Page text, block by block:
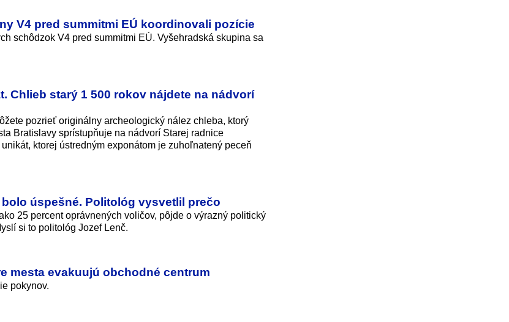
V4 pred summitmi EÚ koordinovali pozície
schôdzok V4 pred summitmi EÚ. Vyšehradská skupina sa
Chlieb starý 1 500 rokov nájdete na nádvorí
pozrieť originálny archeologický nález chleba, ktorý
Bratislavy sprístupňuje na nádvorí Starej radnice
ktorej ústredným exponátom je zuhoľnatený peceň
úspešné. Politológ vysvetlil prečo
25 percent oprávnených voličov, pôjde o výrazný politický
si to politológ Jozef Lenč.
mesta evakuujú obchodné centrum
pokynov.